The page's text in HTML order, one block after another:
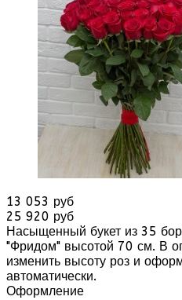
13 053 руб
25 920 руб
Насыщенный букет из 35
"Фридом" высотой 70 см. В
изменить высоту роз и
автоматически.
Оформление